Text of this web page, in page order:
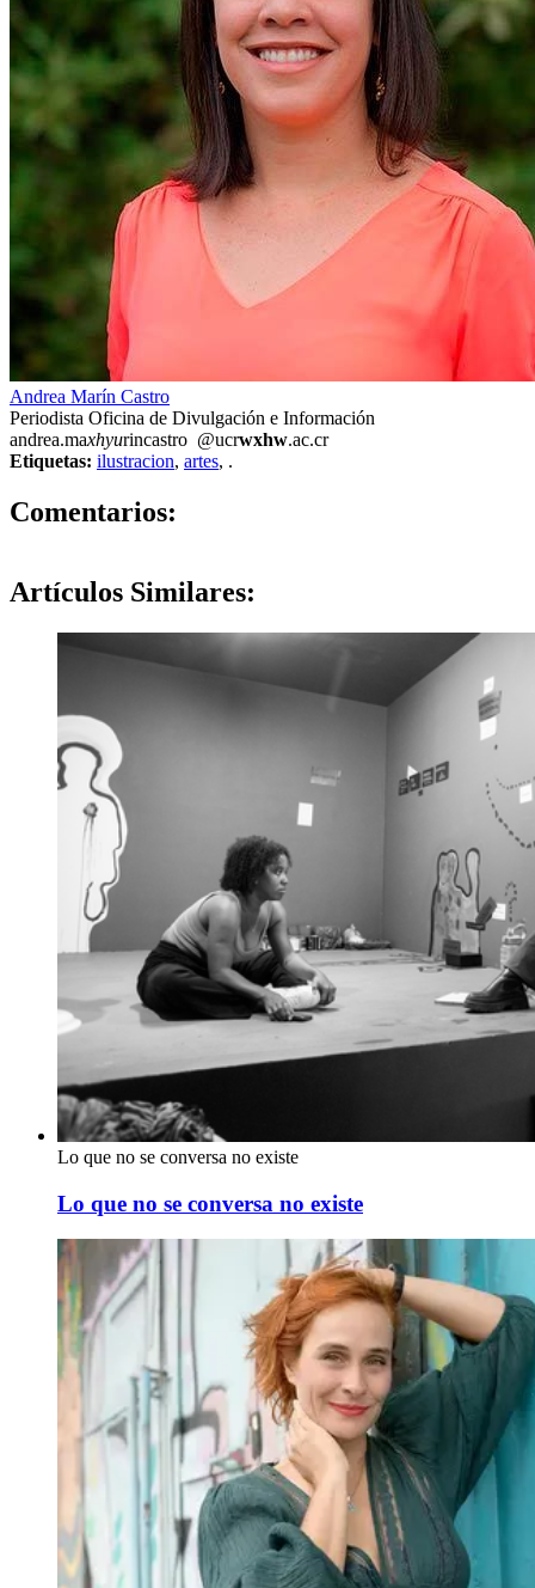
Andrea Marín Castro
Periodista Oficina de Divulgación e Información
andrea.maxhyurincastro @ucrwxhw.ac.cr
Etiquetas: ilustracion, artes, .
Comentarios:
Artículos Similares:
Lo que no se conversa no existe
Lo que no se conversa no existe